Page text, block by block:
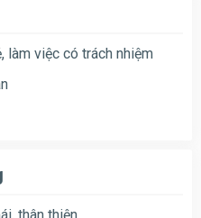
làm việc có trách nhiệm